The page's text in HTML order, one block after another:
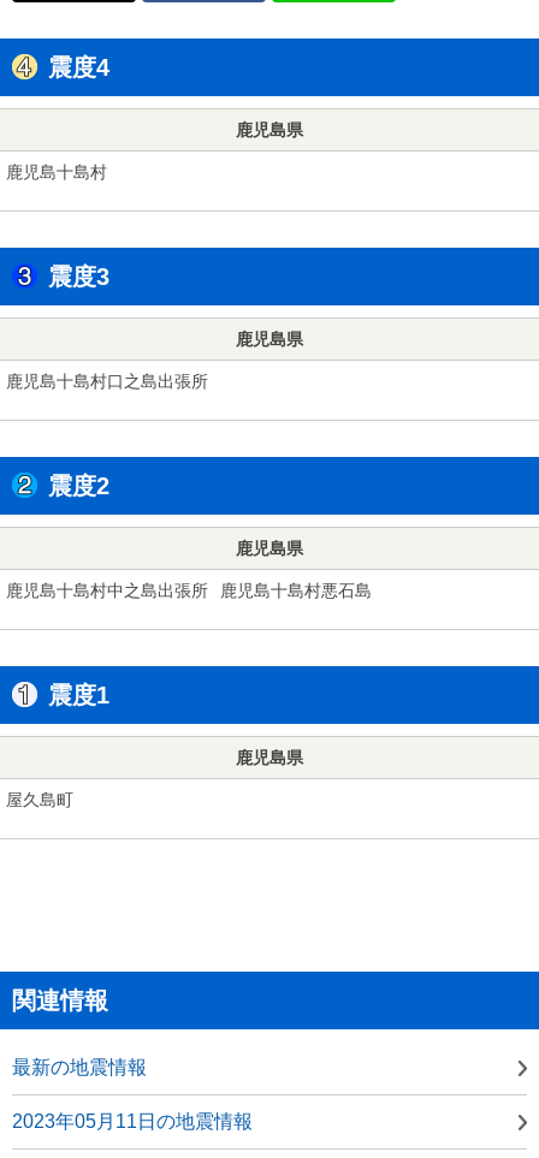
震度4
鹿児島県
鹿児島十島村
震度3
鹿児島県
鹿児島十島村口之島出張所
震度2
鹿児島県
鹿児島十島村中之島出張所 鹿児島十島村悪石島
震度1
鹿児島県
屋久島町
関連情報
最新の地震情報
2023年05月11日の地震情報